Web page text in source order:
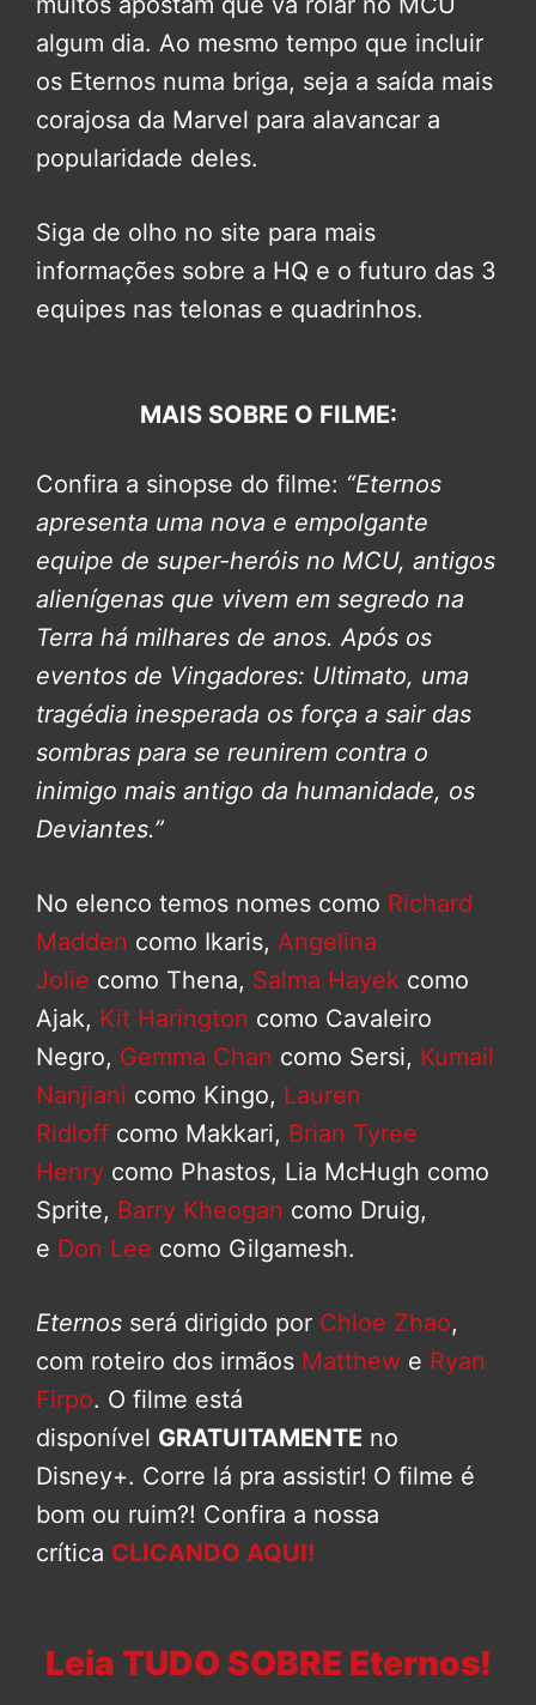
algum dia. Ao mesmo tempo que incluir
os Eternos numa briga, seja a saída mais
corajosa da Marvel para alavancar a
popularidade deles.
Siga de olho no site para mais
informações sobre a HQ e o futuro das 3
equipes nas telonas e quadrinhos.
MAIS SOBRE O FILME:
Confira a sinopse do filme: “Eternos
apresenta uma nova e empolgante
equipe de super-heróis no MCU, antigos
alienígenas que vivem em segredo na
Terra há milhares de anos. Após os
eventos de Vingadores: Ultimato, uma
tragédia inesperada os força a sair das
sombras para se reunirem contra o
inimigo mais antigo da humanidade, os
Deviantes.”
No elenco temos nomes como Richard
Madden como Ikaris, Angelina
Jolie como Thena, Salma Hayek como
Ajak, Kit Harington como Cavaleiro
Negro, Gemma Chan como Sersi, Kumail
Nanjiani como Kingo, Lauren
Ridloff como Makkari, Brian Tyree
Henry como Phastos, Lia McHugh como
Sprite, Barry Kheogan como Druig,
e Don Lee como Gilgamesh.
Eternos será dirigido por Chloe Zhao,
com roteiro dos irmãos Matthew e Ryan
Firpo. O filme está
disponível GRATUITAMENTE no
Disney+. Corre lá pra assistir! O filme é
bom ou ruim?! Confira a nossa
crítica CLICANDO AQUI!
Leia TUDO SOBRE Eternos!